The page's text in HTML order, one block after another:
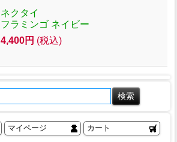
ネクタイ
フラミンゴ ネイビー
4,400円 (税込)
マイページ カート